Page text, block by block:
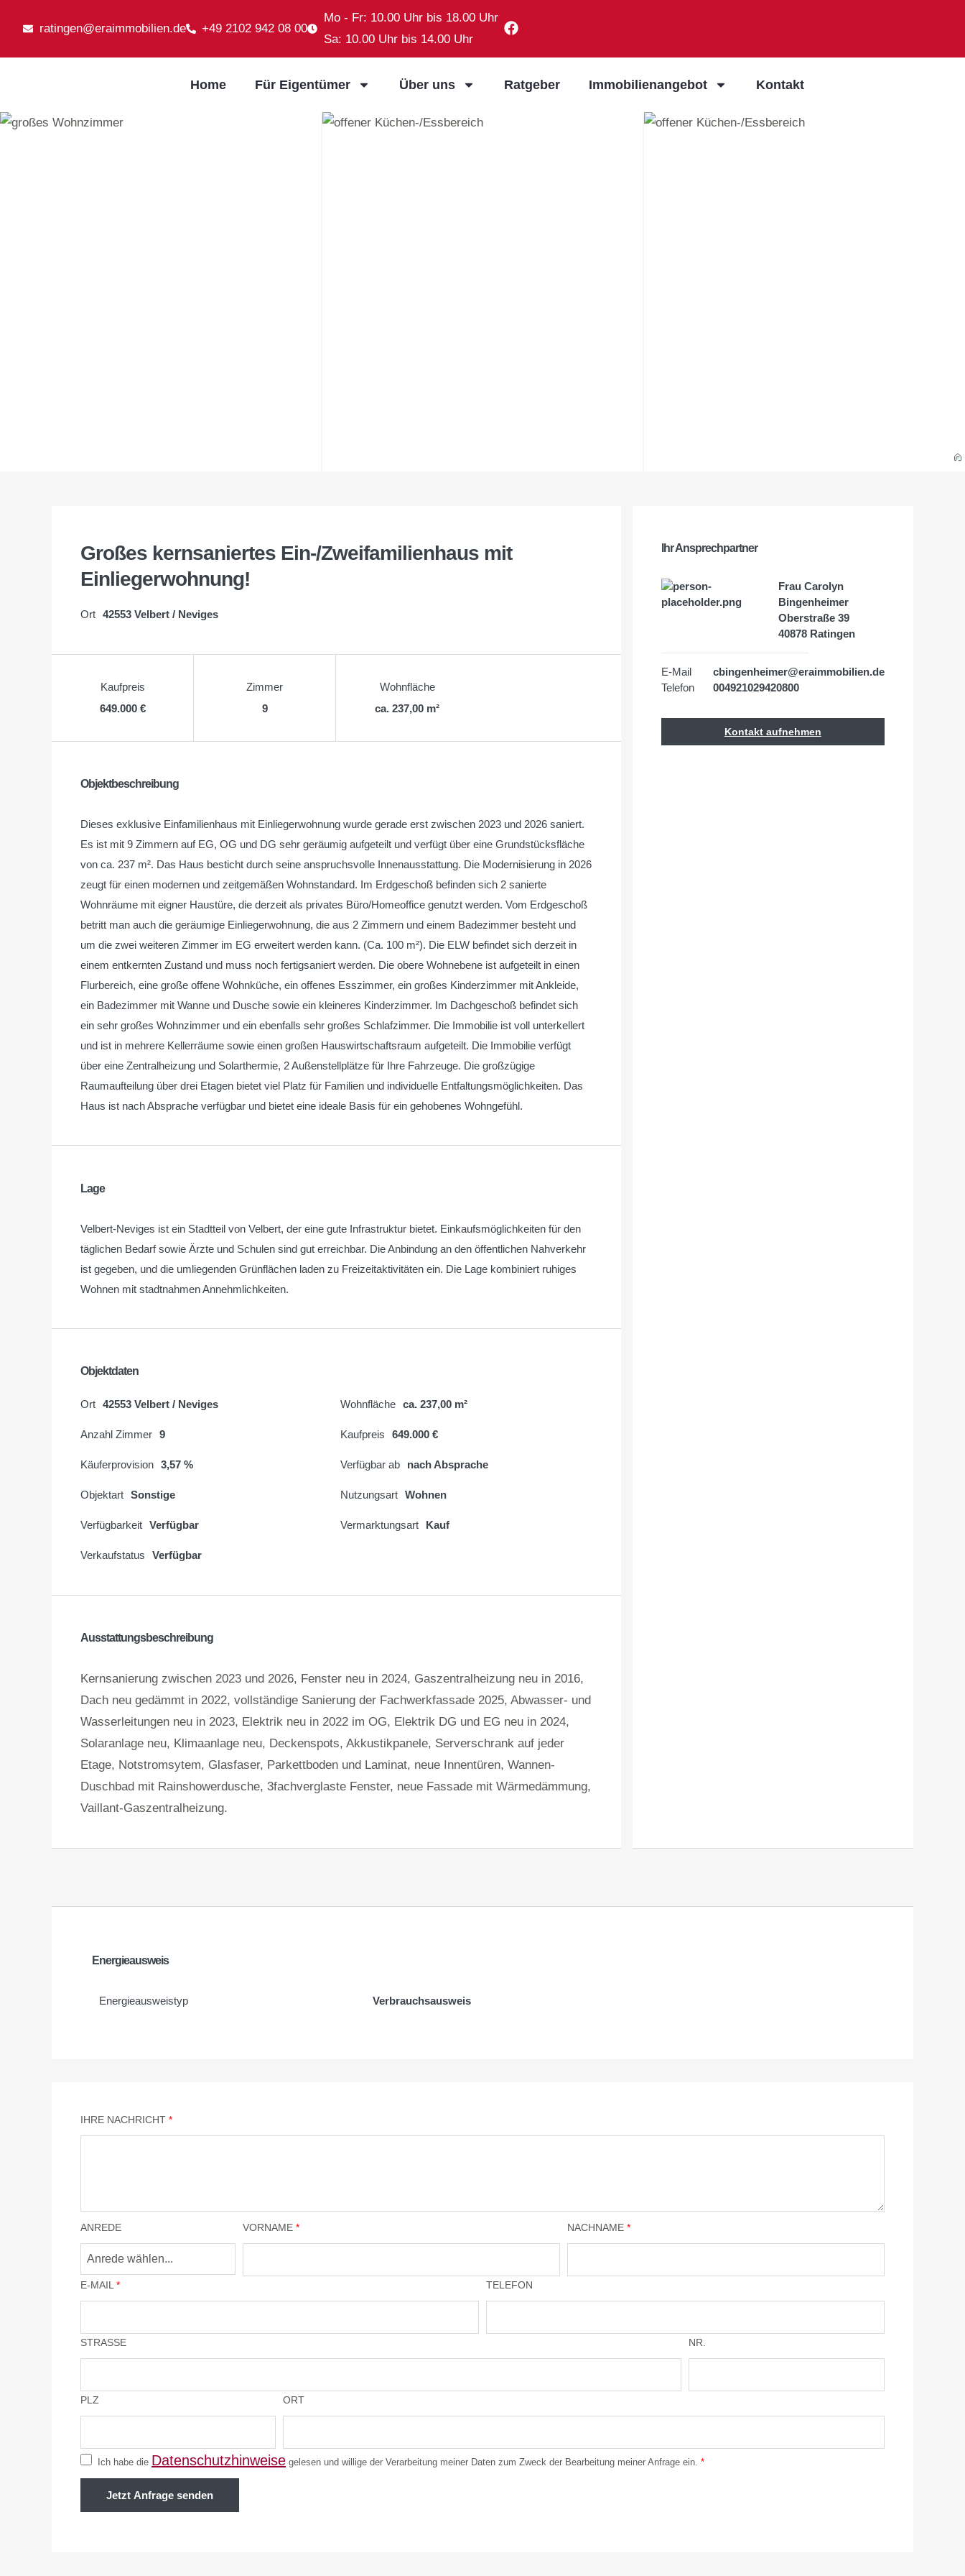
ratingen@eraimmobilien.de +49 2102 942 08 00
Mo - Fr: 10.00 Uhr bis 18.00 Uhr
Sa: 10.00 Uhr bis 14.00 Uhr
Home Für Eigentümer Über uns Ratgeber Immobilienangebot Kontakt
Großes kernsaniertes Ein-/Zweifamilienhaus mit
Einliegerwohnung!
Ort 42553 Velbert / Neviges
Kaufpreis
649.000 €
Zimmer
9
Wohnfläche
ca. 237,00 m²
Objektbeschreibung
Dieses exklusive Einfamilienhaus mit Einliegerwohnung wurde gerade erst zwischen 2023 und 2026 saniert.
Es ist mit 9 Zimmern auf EG, OG und DG sehr geräumig aufgeteilt und verfügt über eine Grundstücksfläche
von ca. 237 m². Das Haus besticht durch seine anspruchsvolle Innenausstattung. Die Modernisierung in 2026
zeugt für einen modernen und zeitgemäßen Wohnstandard. Im Erdgeschoß befinden sich 2 sanierte
Wohnräume mit eigner Haustüre, die derzeit als privates Büro/Homeoffice genutzt werden. Vom Erdgeschoß
betritt man auch die geräumige Einliegerwohnung, die aus 2 Zimmern und einem Badezimmer besteht und
um die zwei weiteren Zimmer im EG erweitert werden kann. (Ca. 100 m²). Die ELW befindet sich derzeit in
einem entkernten Zustand und muss noch fertigsaniert werden. Die obere Wohnebene ist aufgeteilt in einen
Flurbereich, eine große offene Wohnküche, ein offenes Esszimmer, ein großes Kinderzimmer mit Ankleide,
ein Badezimmer mit Wanne und Dusche sowie ein kleineres Kinderzimmer. Im Dachgeschoß befindet sich
ein sehr großes Wohnzimmer und ein ebenfalls sehr großes Schlafzimmer. Die Immobilie ist voll unterkellert
und ist in mehrere Kellerräume sowie einen großen Hauswirtschaftsraum aufgeteilt. Die Immobilie verfügt
über eine Zentralheizung und Solarthermie, 2 Außenstellplätze für Ihre Fahrzeuge. Die großzügige
Raumaufteilung über drei Etagen bietet viel Platz für Familien und individuelle Entfaltungsmöglichkeiten. Das
Haus ist nach Absprache verfügbar und bietet eine ideale Basis für ein gehobenes Wohngefühl.
Lage
Velbert-Neviges ist ein Stadtteil von Velbert, der eine gute Infrastruktur bietet. Einkaufsmöglichkeiten für den
täglichen Bedarf sowie Ärzte und Schulen sind gut erreichbar. Die Anbindung an den öffentlichen Nahverkehr
ist gegeben, und die umliegenden Grünflächen laden zu Freizeitaktivitäten ein. Die Lage kombiniert ruhiges
Wohnen mit stadtnahmen Annehmlichkeiten.
Objektdaten
Ort 42553 Velbert / Neviges Wohnfläche ca. 237,00 m²
Anzahl Zimmer 9 Kaufpreis 649.000 €
Käuferprovision 3,57 % Verfügbar ab nach Absprache
Objektart Sonstige Nutzungsart Wohnen
Verfügbarkeit Verfügbar Vermarktungsart Kauf
Verkaufstatus Verfügbar
Ausstattungsbeschreibung
Kernsanierung zwischen 2023 und 2026, Fenster neu in 2024, Gaszentralheizung neu in 2016,
Dach neu gedämmt in 2022, vollständige Sanierung der Fachwerkfassade 2025, Abwasser- und
Wasserleitungen neu in 2023, Elektrik neu in 2022 im OG, Elektrik DG und EG neu in 2024,
Solaranlage neu, Klimaanlage neu, Deckenspots, Akkustikpanele, Serverschrank auf jeder
Etage, Notstromsytem, Glasfaser, Parkettboden und Laminat, neue Innentüren, Wannen-
Duschbad mit Rainshowerdusche, 3fachverglaste Fenster, neue Fassade mit Wärmedämmung,
Vaillant-Gaszentralheizung.
Ihr Ansprechpartner
Frau Carolyn
Bingenheimer
Oberstraße 39
40878 Ratingen
E-Mail
cbingenheimer@eraimmobilien.de
Telefon
004921029420800
Kontakt aufnehmen
Energieausweis
Energie­ausweistyp Verbrauchsausweis
IHRE NACHRICHT *
ANREDE VORNAME * NACHNAME *
E-MAIL * TELEFON
STRASSE NR.
PLZ ORT
Ich habe die Datenschutzhinweise gelesen und willige der Verarbeitung meiner Daten zum Zweck der Bearbeitung meiner Anfrage ein. *
Jetzt Anfrage senden